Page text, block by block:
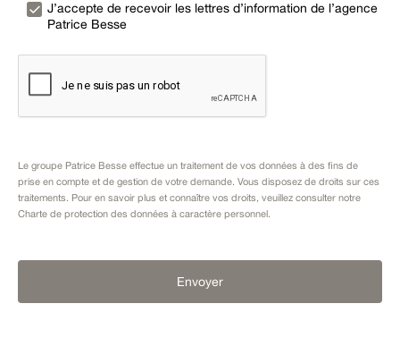
J’accepte de recevoir les lettres d’information de l’agence
Patrice Besse
Le groupe Patrice Besse effectue un traitement de vos données à des fins de
prise en compte et de gestion de votre demande. Vous disposez de droits sur ces
traitements. Pour en savoir plus et connaître vos droits, veuillez consulter notre
Charte de protection des données à caractère personnel .
Envoyer